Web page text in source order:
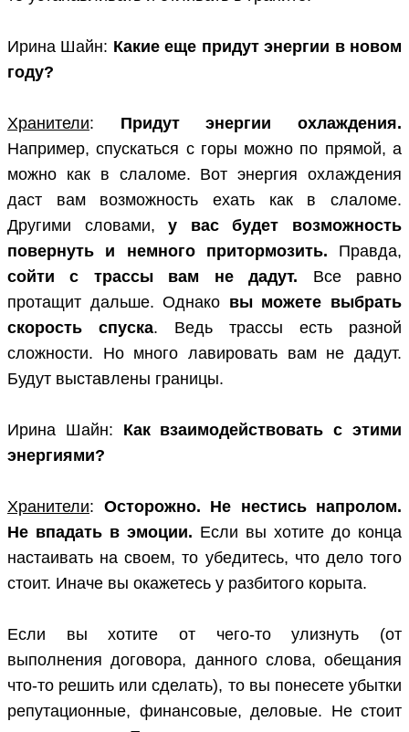
Ирина Шайн: Какие еще придут энергии в новом
году?
Хранители: Придут энергии охлаждения.
Например, спускаться с горы можно по прямой, а
можно как в слаломе. Вот энергия охлаждения
даст вам возможность ехать как в слаломе.
Другими словами,у вас будет возможность
повернуть и немного притормозить. Правда,
сойти с трассы вам не дадут. Все равно
протащит дальше. Однако вы можете выбрать
скорость спуска. Ведь трассы есть разной
сложности. Но много лавировать вам не дадут.
Будут выставлены границы.
Ирина Шайн: Как взаимодействовать с этими
энергиями?
Хранители: Осторожно. Не нестись напролом.
Не впадать в эмоции. Если вы хотите до конца
настаивать на своем, то убедитесь, что дело того
стоит. Иначе вы окажетесь у разбитого корыта.
Если вы хотите от чего-то улизнуть (от
выполнения договора, данного слова, обещания
что-то решить или сделать), то вы понесете убытки
репутационные, финансовые, деловые. Не стоит